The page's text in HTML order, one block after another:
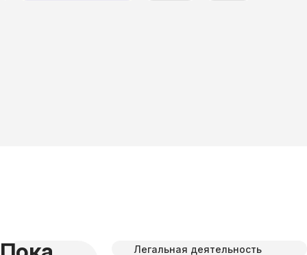
Легальная деятельность